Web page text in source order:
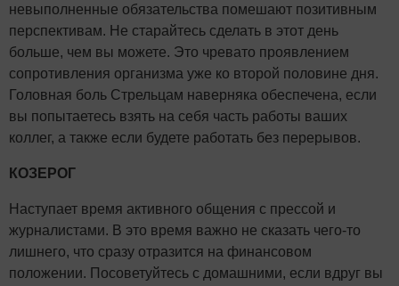
невыполненные обязательства помешают позитивным
перспективам. Не старайтесь сделать в этот день
больше, чем вы можете. Это чревато проявлением
сопротивления организма уже ко второй половине дня.
Головная боль Стрельцам наверняка обеспечена, если
вы попытаетесь взять на себя часть работы ваших
коллег, а также если будете работать без перерывов.
КОЗЕРОГ
Наступает время активного общения с прессой и
журналистами. В это время важно не сказать чего-то
лишнего, что сразу отразится на финансовом
положении. Посоветуйтесь с домашними, если вдруг вы